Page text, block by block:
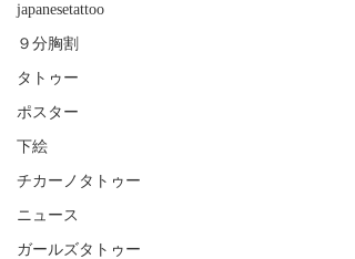
japanesetattoo
９分胸割
タトゥー
ポスター
下絵
チカーノタトゥー
ニュース
ガールズタトゥー